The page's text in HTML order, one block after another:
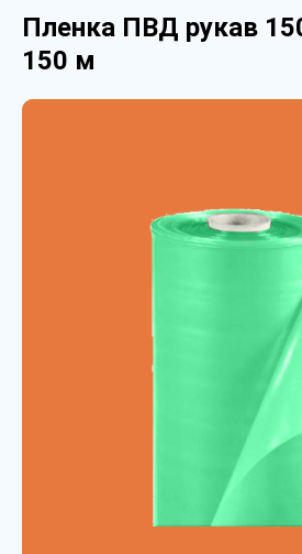
Пленка ПВД рукав
150 м